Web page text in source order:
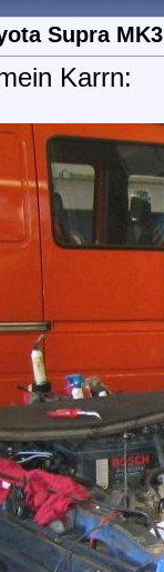
Supra MK3
Karrn: